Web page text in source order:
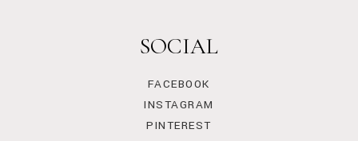
SOCIAL
FACEBOOK
INSTAGRAM
PINTEREST